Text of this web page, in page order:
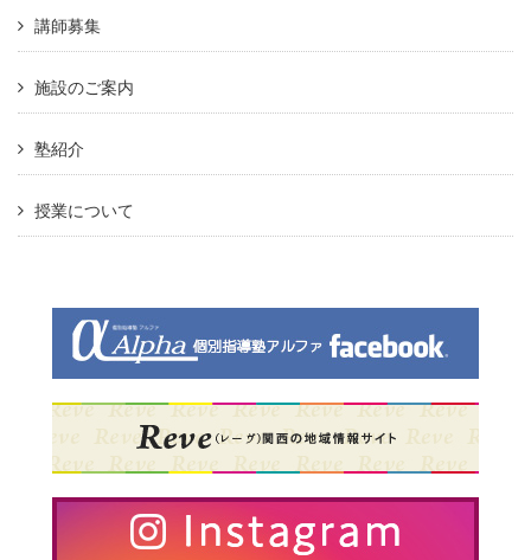
講師募集
施設のご案内
塾紹介
授業について